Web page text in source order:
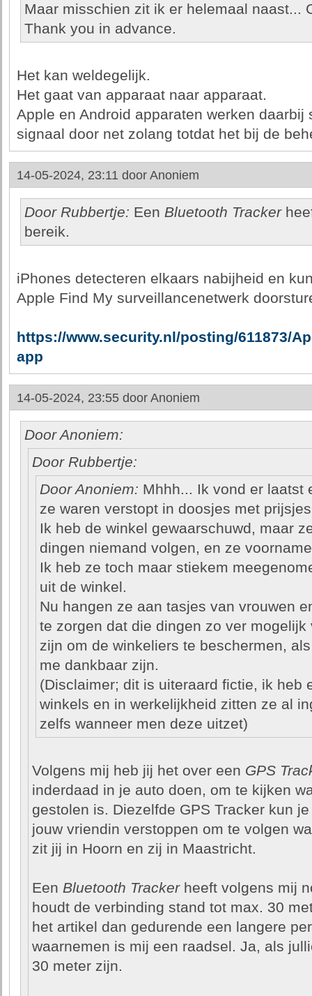
Maar misschien zit ik er helemaal naast...
Thank you in advance.
Het kan weldegelijk.
Het gaat van apparaat naar apparaat.
Apple en Android apparaten werken daarbij
signaal door net zolang totdat het bij de
14-05-2024, 23:11 door Anoniem
Door Rubbertje: Een Bluetooth Tracker
bereik.
iPhones detecteren elkaars nabijheid en
Apple Find My surveillancenetwerk
https://www.security.nl/posting/611873/
app
14-05-2024, 23:55 door Anoniem
Door Anoniem:
Door Rubbertje:
Door Anoniem: Mhhh... Ik vond er laatst
ze waren verstopt in doosjes met
Ik heb de winkel gewaarschuwd, maar
dingen niemand volgen, en ze
Ik heb ze toch maar stiekem
uit de winkel.
Nu hangen ze aan tasjes van vrouwen
te zorgen dat die dingen zo ver
zijn om de winkeliers te beschermen,
me dankbaar zijn.
(Disclaimer; dit is uiteraard fictie, ik heb
winkels en in werkelijkheid zitten ze al
zelfs wanneer men deze uitzet)
Volgens mij heb jij het over een GPS
inderdaad in je auto doen, om te kijken
gestolen is. Diezelfde GPS Tracker kun
jouw vriendin verstoppen om te volgen
zit jij in Hoorn en zij in Maastricht.
Een Bluetooth Trackerheeft volgens mij
houdt de verbinding stand tot max. 30
het artikel dan gedurende een langere
waarnemen is mij een raadsel. Ja, als
30 meter zijn.